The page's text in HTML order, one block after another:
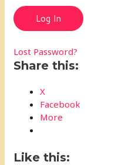
Lost Password?
Share this:
X
Facebook
More
Like this: